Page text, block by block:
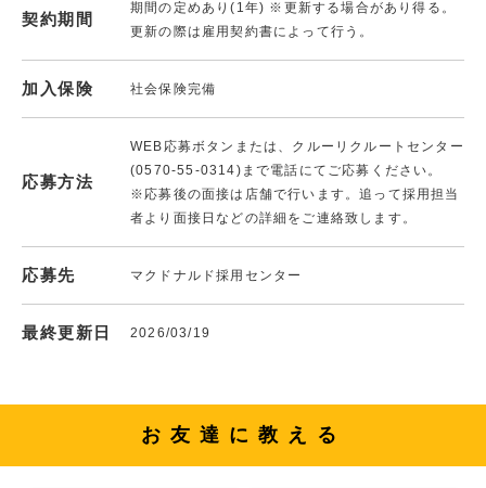
契約期間
期間の定めあり(1年) ※更新する場合があり得る。
更新の際は雇用契約書によって行う。
加入保険 社会保険完備
応募方法
WEB応募ボタンまたは、クルーリクルートセンター
(0570-55-0314)まで電話にてご応募ください。
※応募後の面接は店舗で行います。追って採用担当
者より面接日などの詳細をご連絡致します。
応募先 マクドナルド採用センター
最終更新日 2026/03/19
お友達に教える